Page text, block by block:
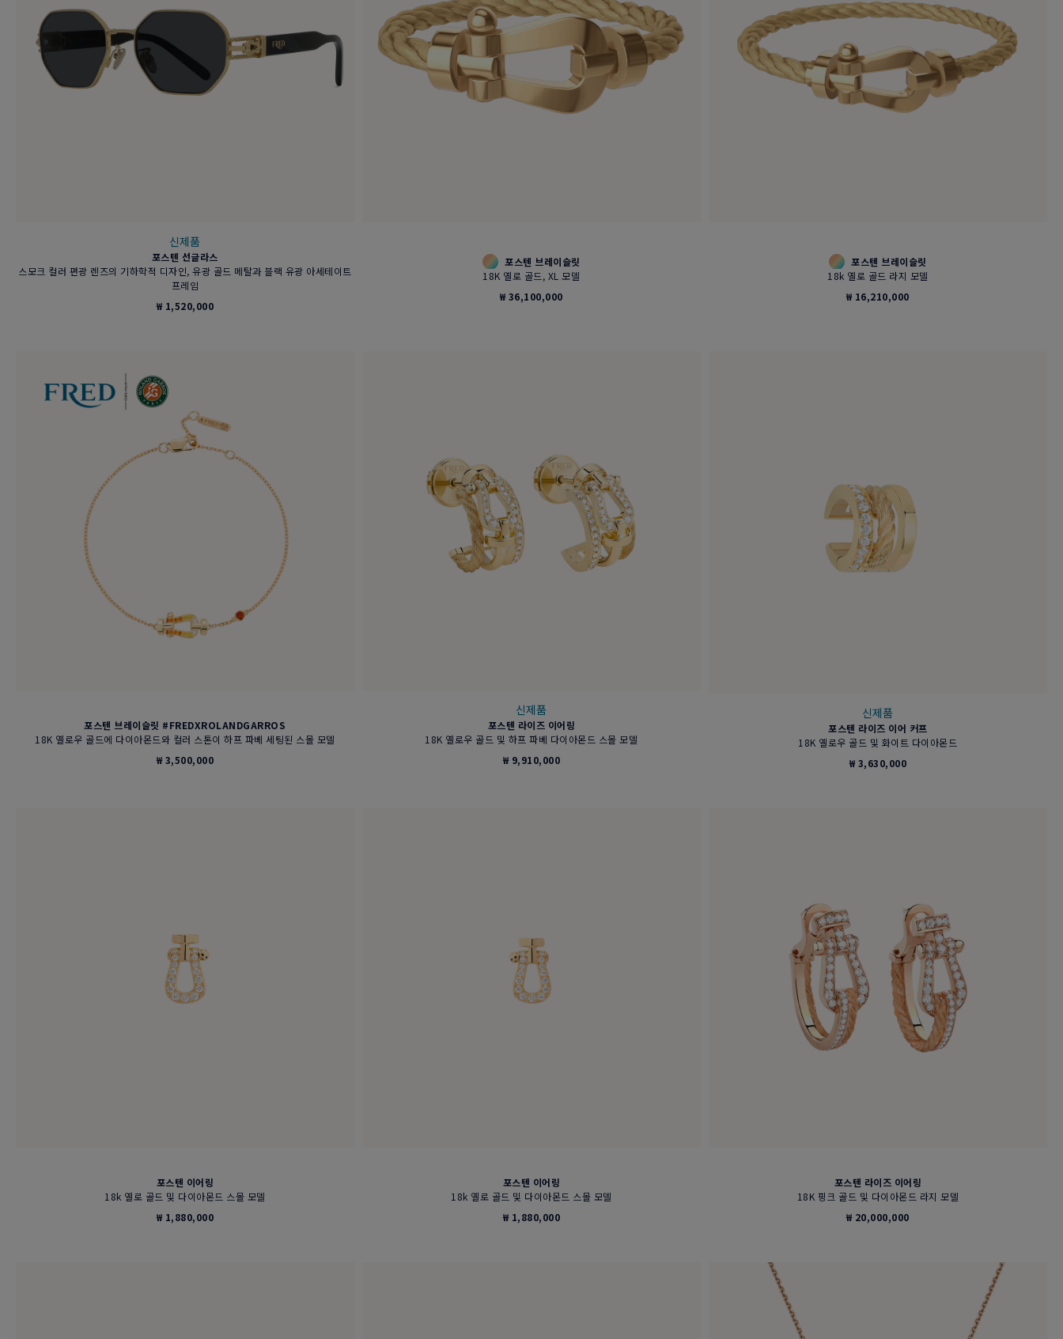
신제품
포스텐 선글라스
스모크 컬러 편광 렌즈의 기하학적 디자인, 유광 골드 메탈과 블랙 유광 아세테이트
프레임
₩ 1,520,000
포스텐 브레이슬릿
18K 옐로 골드, XL 모델
₩ 36,100,000
포스텐 브레이슬릿
18k 옐로 골드 라지 모델
₩ 16,210,000
포스텐 브레이슬릿 #FREDXROLANDGARROS
18K 옐로우 골드에 다이아몬드와 컬러 스톤이 하프 파베 세팅된 스몰 모델
₩ 3,500,000
신제품
포스텐 라이즈 이어링
18K 옐로우 골드 및 하프 파베 다이아몬드 스몰 모델
₩ 9,910,000
신제품
포스텐 라이즈 이어 커프
18K 옐로우 골드 및 화이트 다이아몬드
₩ 3,630,000
포스텐 이어링
18k 옐로 골드 및 다이아몬드 스몰 모델
₩ 1,880,000
포스텐 이어링
18k 옐로 골드 및 다이아몬드 스몰 모델
₩ 1,880,000
포스텐 라이즈 이어링
18K 핑크 골드 및 다이아몬드 라지 모델
₩ 20,000,000